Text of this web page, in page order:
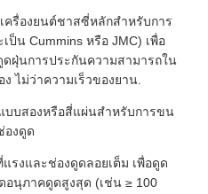
ครื่องยนต์ชาสซี่หลักสําหรับการ
ป็น Cummins หรือ JMC) เพื่อ
ฝุ่นการประกันความสามารถใน
ไม่ว่าความเร็วของยาน.
บบสองหรือสี่แผ่นสําหรับการขน
องดูด
รงและช่องดูดลอยเต็ม เพื่อดูด
นุภาคดูดสูงสุด (เช่น ≥ 100